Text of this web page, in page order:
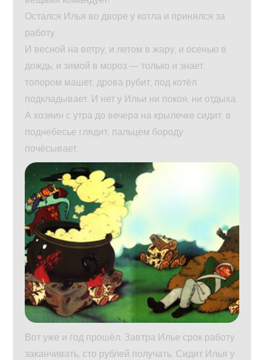
Остался Илья во дворе у котла и принялся за
работу.
И весной на ветру, и летом в жару, и осенью в
дождь, и зимой в мороз — только и знает,
топором машет, дрова рубит, под котёл
подкладывает. И нет у Ильи ни покоя, ни отдыха.
А хозяин с утра до вечера на крылечке сидит, в
поднебесье глядит, пальцем бороду
почёсывает.
Вот уже и год прошёл. Завтра Илье срок работу
заканчивать, сто рублей получать. Сидит Илья у